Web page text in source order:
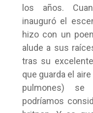
los años.
inauguró el
hizo con un
alude a sus
tras su
que guarda el
pulmones)
podríamos